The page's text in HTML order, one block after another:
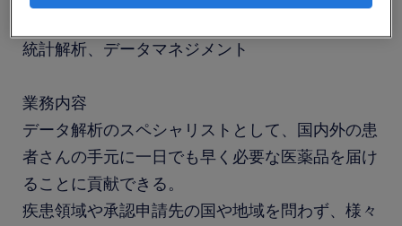
統計解析、データマネジメント
業務内容
データ解析のスペシャリストとして、国内外の患
者さんの手元に一日でも早く必要な医薬品を届け
ることに貢献できる。
疾患領域や承認申請先の国や地域を問わず、様々